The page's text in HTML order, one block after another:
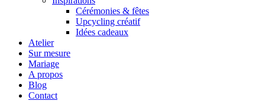
Cérémonies & fêtes
Upcycling créatif
Idées cadeaux
Atelier
Sur mesure
Mariage
A propos
Blog
Contact